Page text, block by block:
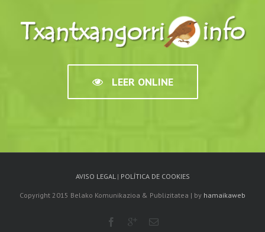
LEER ONLINE
AVISO LEGAL| POLÍTICA DE COOKIES
Copyright 2015 Belako Komunikazioa & Publizitatea | by hamaikaweb